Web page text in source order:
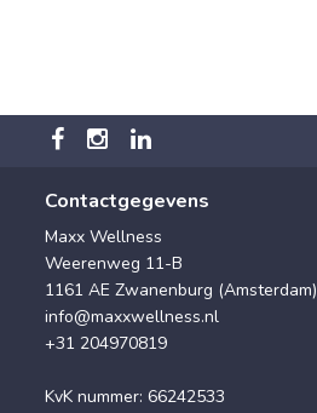
Contactgegevens
Maxx Wellness
Weerenweg 11-B
1161 AE Zwanenburg (Amsterdam)
info@maxxwellness.nl
+31 204970819
KvK nummer: 66242533